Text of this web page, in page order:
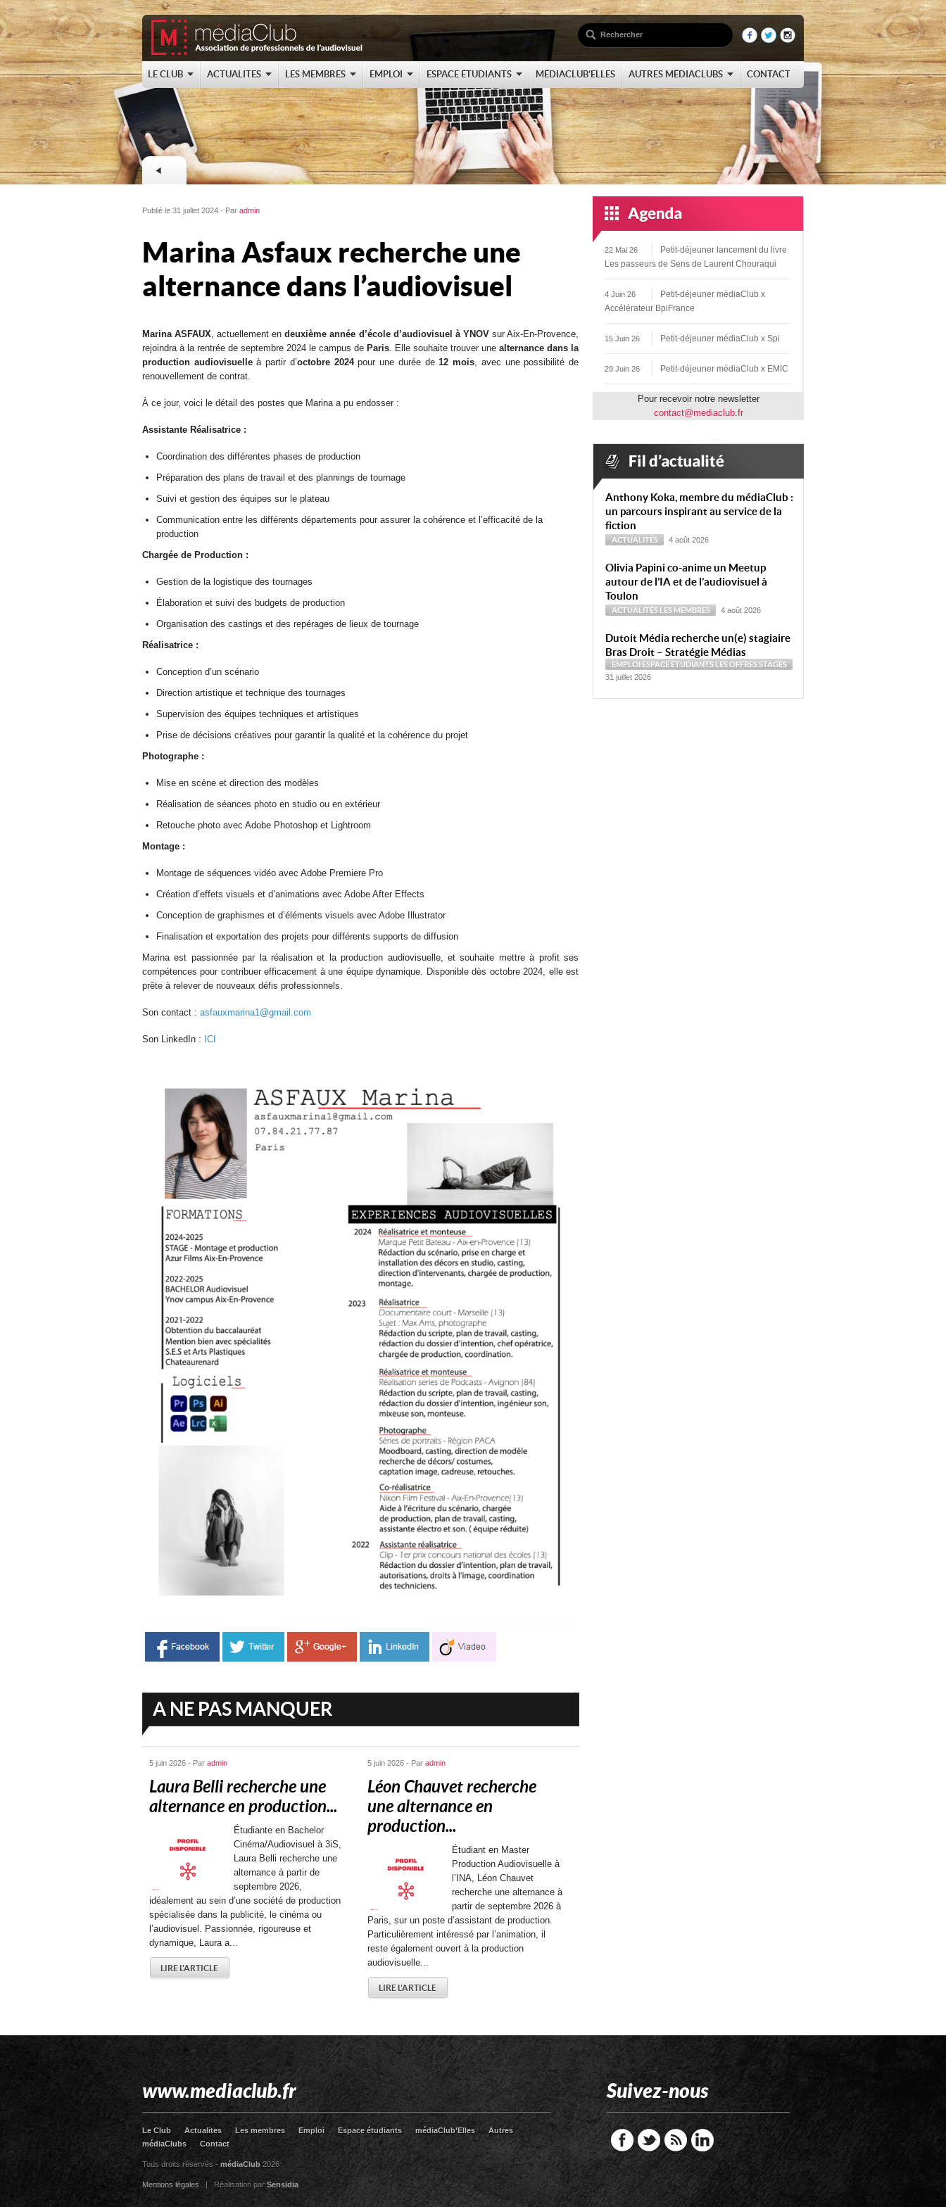
LE CLUB ACTUALITES LES MEMBRES EMPLOI ESPACE ÉTUDIANTS MÉDIACLUB’ELLES AUTRES MÉDIACLUBS CONTACT
Publié le 31 juillet 2024 - Par admin
Marina Asfaux recherche une
alternance dans l’audiovisuel
Marina ASFAUX, actuellement endeuxième année d’école d’audiovisuel à YNOVsur Aix-En-Provence,
rejoindra à la rentrée de septembre 2024 le campus de Paris. Elle souhaite trouver une alternance dans la
production audiovisuelleà partir d’octobre 2024pour une durée de12 mois, avec une possibilité de
renouvellement de contrat.
À ce jour, voici le détail des postes que Marina a pu endosser :
Assistante Réalisatrice :
Coordination des différentes phases de production
Préparation des plans de travail et des plannings de tournage
Suivi et gestion des équipes sur le plateau
Communication entre les différents départements pour assurer la cohérence et l’efficacité de la
production
Chargée de Production :
Gestion de la logistique des tournages
Élaboration et suivi des budgets de production
Organisation des castings et des repérages de lieux de tournage
Réalisatrice :
Conception d’un scénario
Direction artistique et technique des tournages
Supervision des équipes techniques et artistiques
Prise de décisions créatives pour garantir la qualité et la cohérence du projet
Photographe :
Mise en scène et direction des modèles
Réalisation de séances photo en studio ou en extérieur
Retouche photo avec Adobe Photoshop et Lightroom
Montage :
Montage de séquences vidéo avec Adobe Premiere Pro
Création d’effets visuels et d’animations avec Adobe After Effects
Conception de graphismes et d’éléments visuels avec Adobe Illustrator
Finalisation et exportation des projets pour différents supports de diffusion
Marina est passionnée par la réalisation et la production audiovisuelle, et souhaite mettre à profit ses
compétences pour contribuer efficacement à une équipe dynamique. Disponible dès octobre 2024, elle est
prête à relever de nouveaux défis professionnels.
Son contact : asfauxmarina1@gmail.com
Son LinkedIn : ICI
A NE PAS MANQUER
5 juin 2026 - Par admin
Laura Belli recherche une
alternance en production...
Étudiante en Bachelor
Cinéma/Audiovisuel à 3iS,
Laura Belli recherche une
alternance à partir de
septembre 2026,
idéalement au sein d’une société de production
spécialisée dans la publicité, le cinéma ou
l’audiovisuel. Passionnée, rigoureuse et
dynamique, Laura a...
LIRE L'ARTICLE
5 juin 2026 - Par admin
Léon Chauvet recherche
une alternance en
production...
Étudiant en Master
Production Audiovisuelle à
l’INA, Léon Chauvet
recherche une alternance à
partir de septembre 2026 à
Paris, sur un poste d’assistant de production.
Particulièrement intéressé par l’animation, il
reste également ouvert à la production
audiovisuelle...
LIRE L'ARTICLE
22 Mai 26
Petit-déjeuner lancement du livre
Les passeurs de Sens de Laurent Chouraqui
4 Juin 26
Petit-déjeuner médiaClub x
Accélérateur BpiFrance
15 Juin 26 Petit-déjeuner médiaClub x Spi
29 Juin 26 Petit-déjeuner médiaClub x EMIC
Pour recevoir notre newsletter
contact@mediaclub.fr
Anthony Koka, membre du médiaClub :
un parcours inspirant au service de la
fiction
ACTUALITÉS 4 août 2026
Olivia Papini co-anime un Meetup
autour de l’IA et de l’audiovisuel à
Toulon
ACTUALITÉS LES MEMBRES 4 août 2026
Dutoit Média recherche un(e) stagiaire
Bras Droit – Stratégie Médias
EMPLOI ESPACE ÉTUDIANTS LES OFFRESSTAGES
31 juillet 2026
www.mediaclub.fr
Le Club Actualites Les membres Emploi Espace étudiants médiaClub’Elles
Autres
médiaClubs
Contact
Tous droits réservés - médiaClub 2026
Mentions légales | Réalisation par Sensidia
Suivez-nous
FacebookTwitter RSS LinkedIn